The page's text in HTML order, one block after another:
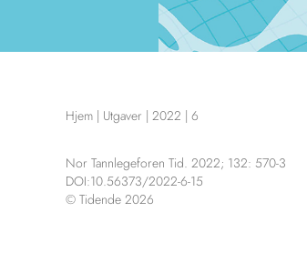
Hjem | Utgaver | 2022 | 6
Nor Tannlegeforen Tid. 2022; 132: 570-3
DOI:10.56373/2022-6-15
© Tidende 2026